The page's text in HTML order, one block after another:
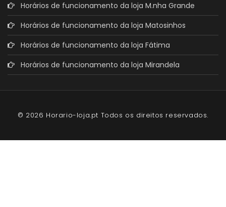
Horários de funcionamento da loja M.nha Grande
Horários de funcionamento da loja Matosinhos
Horários de funcionamento da loja Fátima
Horários de funcionamento da loja Mirandela
© 2026 Horario-loja.pt Todos os direitos reservados.